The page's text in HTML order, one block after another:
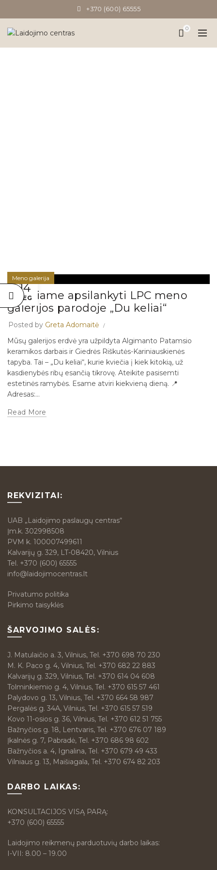
+370 (600) 65555
0
14
GEG
Meno galerija
Kviečiame apsilankyti LPC meno
galerijos parodoje „Du keliai“
Posted by Greta Adomaitė
Mūsų galerijos erdvė yra užpildyta Algimanto Patamsio
keramikos darbais ir Giedrės Riškutės-Kariniauskienės
tapyba. Tai – „Du keliai“, kurie kviečia į kiek kitokią, už
kasdienybės ribų esančią tikrovę. Ateikite pasisemti
estetinės ramybės. Esame atviri kiekvieną dieną. 📍
Adresas:...
Read More
REKVIZITAI:
UAB „Laidojimo paslaugų centras“
Įm.k. 302998508
PVM k. 100007499611
Kalvarijų g. 329, LT-08420, Vilnius
Tel. +370 (600) 65555
info@laidojimocentras.lt
Privatumo politika
Pirkimo taisyklės
ŠARVOJIMO SALĖS:
J. Matulaičio a. 3, Vilnius, Tel. +370 698 70 230
M. K. Paco g. 4, Vilnius, Tel. +370 682 22 883
Kalvarijų g. 329, Vilnius, Tel. +370 614 04 608
Tolminkiemio g. 4, Vilnius, Tel. +370 615 57 461
Palydovo g. 13, Vilnius, Tel. +370 664 58 987
Pergalės g. 34A, Vilnius, Tel. +370 615 57 519
Kovo 11-osios g. 36, Vilnius, Tel. +370 612 51 755
Bažnyčios g. 18, Lentvaris, Tel. +370 676 07 189
Įkalnės g. 7, Pabradė, Tel. +370 686 98 602
Bažnyčios a. 4, Ignalina, Tel. +370 679 49 433
Vilniaus g. 13, Maišiagala, Tel. +370 674 82 203
DARBO LAIKAS:
KONSULTACIJOS VISĄ PARĄ:
+370 (600) 65555
Laidojimo reikmenų parduotuvių darbo laikas:
I-VII: 8.00 – 19.00